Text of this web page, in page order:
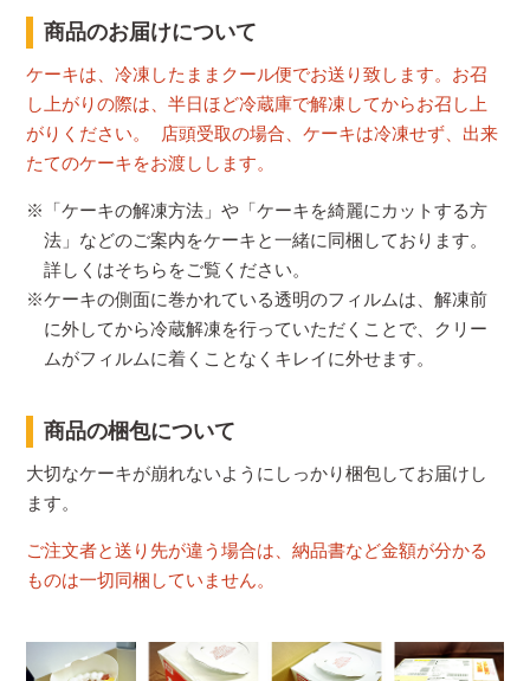
商品のお届けについて
ケーキは、冷凍したままクール便でお送り致します。お召
し上がりの際は、半日ほど冷蔵庫で解凍してからお召し上
がりください。 店頭受取の場合、ケーキは冷凍せず、出来
たてのケーキをお渡しします。
※「ケーキの解凍方法」や「ケーキを綺麗にカットする方
法」などのご案内をケーキと一緒に同梱しております。
詳しくはそちらをご覧ください。
※ケーキの側面に巻かれている透明のフィルムは、解凍前
に外してから冷蔵解凍を行っていただくことで、クリー
ムがフィルムに着くことなくキレイに外せます。
商品の梱包について
大切なケーキが崩れないようにしっかり梱包してお届けし
ます。
ご注文者と送り先が違う場合は、納品書など金額が分かる
ものは一切同梱していません。